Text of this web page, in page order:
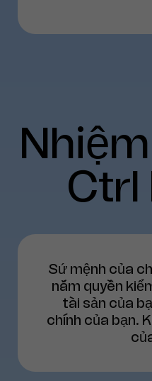
Nhiệm
Ctrl
Sứ mệnh của
nắm quyền
tài sản của
chính của bạn.